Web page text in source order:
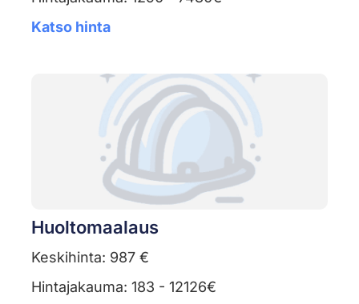
Katso hinta
Huoltomaalaus
Keskihinta: 987 €
Hintajakauma: 183 - 12126€